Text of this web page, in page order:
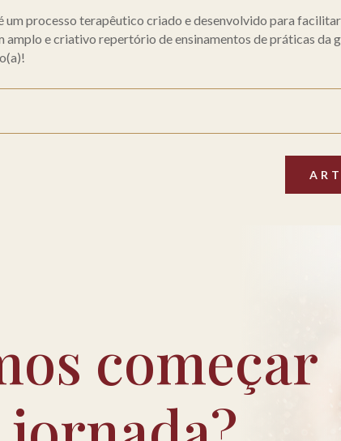
um processo terapêutico criado e desenvolvido para
amplo e criativo repertório de ensinamentos de práticas
começar